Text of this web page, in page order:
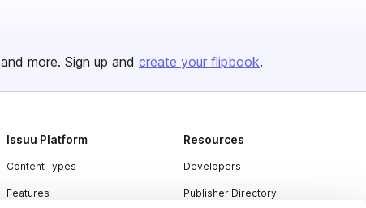
and more. Sign up and create your flipbook.
Issuu Platform
Content Types
Features
Resources
Developers
Publisher Directory